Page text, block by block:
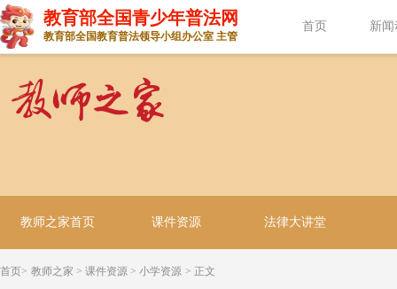
教育部全国青少年普法网
教育部全国教育普法领导小组办公室 主管
首页 新
教师之家首页 课件资源 法律大讲堂
首页> 教师之家 > 课件资源 > 小学资源 > 正文